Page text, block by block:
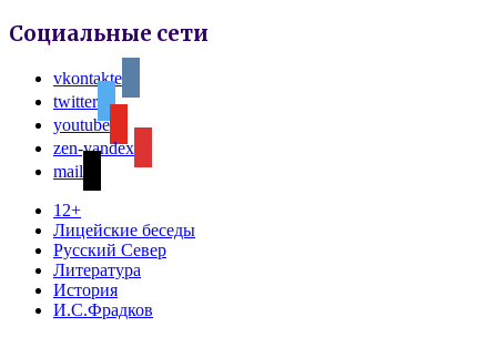
Социальные сети
vkontakte
twitter
youtube
zen-yandex
mail
12+
Лицейские беседы
Русский Север
Литература
История
И.С.Фрадков